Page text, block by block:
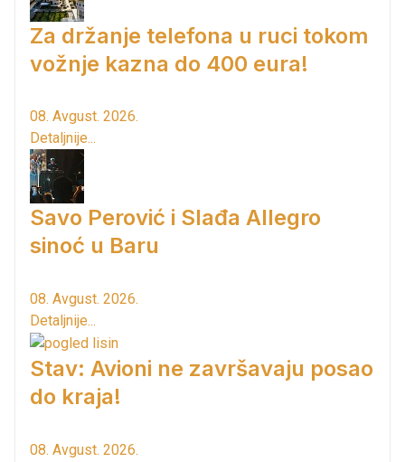
Za držanje telefona u ruci tokom
vožnje kazna do 400 eura!
08. Avgust. 2026.
Detaljnije...
Savo Perović i Slađa Allegro
sinoć u Baru
08. Avgust. 2026.
Detaljnije...
Stav: Avioni ne završavaju posao
do kraja!
08. Avgust. 2026.